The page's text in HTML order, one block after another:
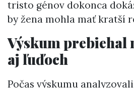
tristo génov dokonca
by žena mohla mať kratší
Výskum prebiehal
aj ľuďoch
Počas výskumu